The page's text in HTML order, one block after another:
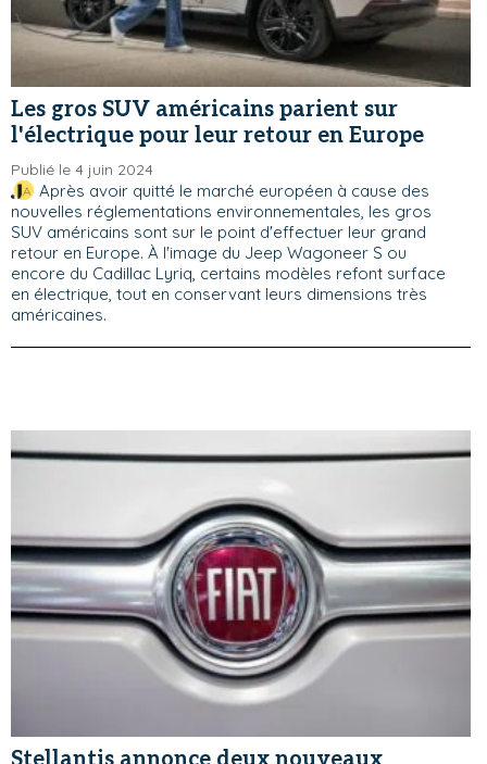
Les gros SUV américains parient sur
l'électrique pour leur retour en Europe
Publié le 4 juin 2024
Après avoir quitté le marché européen à cause des
nouvelles réglementations environnementales, les gros
SUV américains sont sur le point d'effectuer leur grand
retour en Europe. À l'image du Jeep Wagoneer S ou
encore du Cadillac Lyriq, certains modèles refont surface
en électrique, tout en conservant leurs dimensions très
américaines.